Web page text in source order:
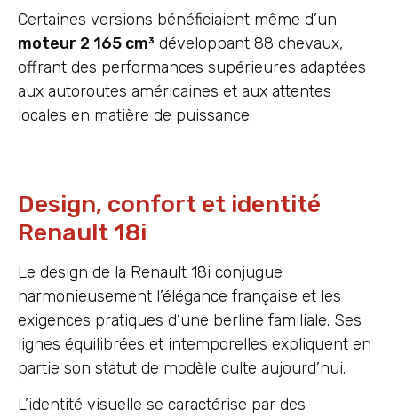
Certaines versions bénéficiaient même d’un
moteur 2 165 cm³ développant 88 chevaux,
offrant des performances supérieures adaptées
aux autoroutes américaines et aux attentes
locales en matière de puissance.
Design, confort et identité
Renault 18i
Le design de la Renault 18i conjugue
harmonieusement l’élégance française et les
exigences pratiques d’une berline familiale. Ses
lignes équilibrées et intemporelles expliquent en
partie son statut de modèle culte aujourd’hui.
L’identité visuelle se caractérise par des